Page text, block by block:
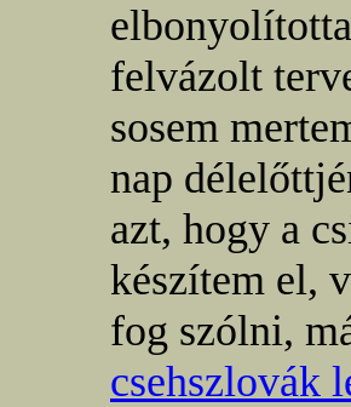
felvázolt
sosem
nap
azt, hogy a
készítem el,
fog szólni,
csehszlovák